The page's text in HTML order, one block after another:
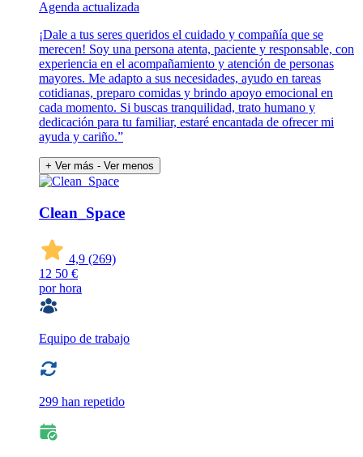
Agenda actualizada
¡Dale a tus seres queridos el cuidado y compañía que se
merecen! Soy una persona atenta, paciente y responsable, con
experiencia en el acompañamiento y atención de personas
mayores. Me adapto a sus necesidades, ayudo en tareas
cotidianas, preparo comidas y brindo apoyo emocional en
cada momento. Si buscas tranquilidad, trato humano y
dedicación para tu familiar, estaré encantada de ofrecer mi
ayuda y cariño.”
+ Ver más - Ver menos
Clean_Space
4,9 (269)
12 50 €
por hora
Equipo de trabajo
299 han repetido